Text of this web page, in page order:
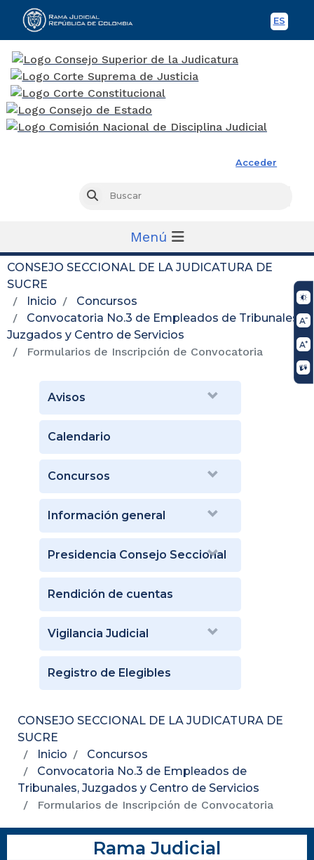
ES
Acceder
Buscar
Menú
CONSEJO SECCIONAL DE LA JUDICATURA DE
SUCRE
Inicio
Concursos
Convocatoria No.3 de Empleados de Tribunales,
Juzgados y Centro de Servicios
Formularios de Inscripción de Convocatoria
Avisos
Calendario
Concursos
Información general
Presidencia Consejo Seccional
Rendición de cuentas
Vigilancia Judicial
Registro de Elegibles
CONSEJO SECCIONAL DE LA JUDICATURA DE
SUCRE
Inicio
Concursos
Convocatoria No.3 de Empleados de
Tribunales, Juzgados y Centro de Servicios
Formularios de Inscripción de Convocatoria
Rama Judicial